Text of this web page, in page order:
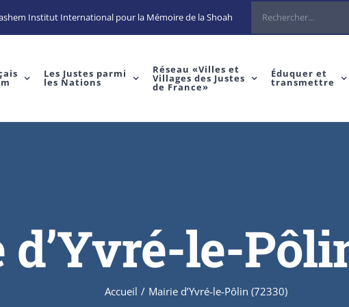
Institut International pour la Mémoire de la Shoah Rechercher
Les Justes parmi
les Nations
Réseau «Villes et
Villages des Justes
de France»
Éduquer et
transmettre
le-
Accueil / Mairie d’Yvré-le-Pôlin (72330)